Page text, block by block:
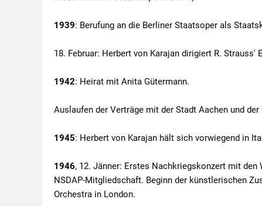
1939: Berufung an die Berliner Staatsoper als
18. Februar: Herbert von Karajan dirigiert R.
1942: Heirat mit Anita Gütermann.
Auslaufen der Verträge mit der Stadt Aachen und der
1945: Herbert von Karajan hält sich vorwiegend in
1946, 12. Jänner: Erstes Nachkriegskonzert mit
NSDAP-Mitgliedschaft. Beginn der künstlerischen
Orchestra in London.